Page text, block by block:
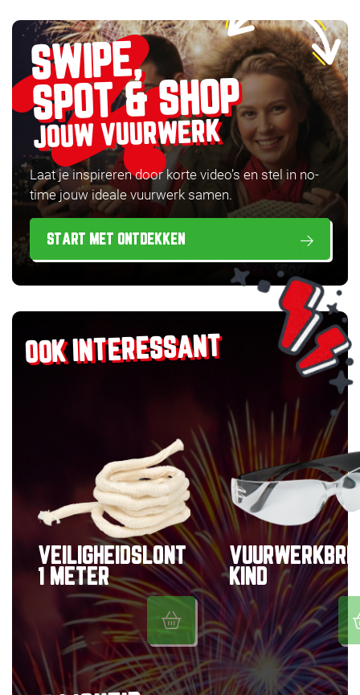
SWIPE,
SPOT & SHOP
JOUW VUURWERK
Laat je inspireren door korte video’s en stel in no-
time jouw ideale vuurwerk samen.
START MET ONTDEKKEN
OOK INTERESSANT
VEILIGHEIDSLONT
1 METER
KIND